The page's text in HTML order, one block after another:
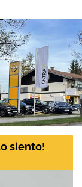
siento!